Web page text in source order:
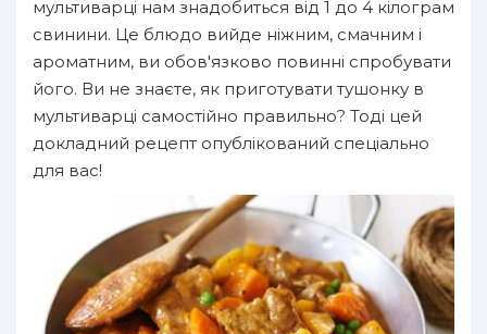
мультиварці нам знадобиться від 1 до 4 кілограм
свинини. Це блюдо вийде ніжним, смачним і
ароматним, ви обов'язково повинні спробувати
його. Ви не знаєте, як приготувати тушонку в
мультиварці самостійно правильно? Тоді цей
докладний рецепт опублікований спеціально
для вас!